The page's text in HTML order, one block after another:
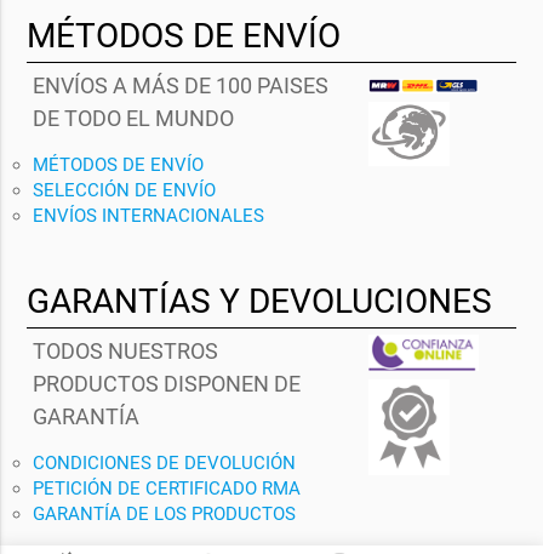
MÉTODOS DE ENVÍO
ENVÍOS A MÁS DE 100 PAISES
DE TODO EL MUNDO
MÉTODOS DE ENVÍO
SELECCIÓN DE ENVÍO
ENVÍOS INTERNACIONALES
GARANTÍAS Y DEVOLUCIONES
TODOS NUESTROS
PRODUCTOS DISPONEN DE
GARANTÍA
CONDICIONES DE DEVOLUCIÓN
PETICIÓN DE CERTIFICADO RMA
GARANTÍA DE LOS PRODUCTOS